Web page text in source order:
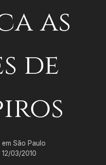
as
de
em São Paulo
03/2010